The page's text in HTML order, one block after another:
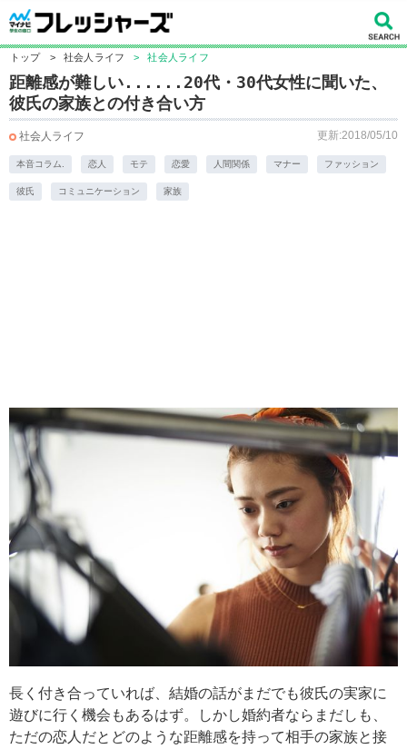
トップ > 社会人ライフ > 社会人ライフ
距離感が難しい......20代・30代女性に聞いた、
彼氏の家族との付き合い方
社会人ライフ 更新:2018/05/10
本音コラム. 恋人 モテ 恋愛 人間関係 マナー ファッション
彼氏 コミュニケーション 家族
長く付き合っていれば、結婚の話がまだでも彼氏の実家に
遊びに行く機会もあるはず。しかし婚約者ならまだしも、
ただの恋人だとどのような距離感を持って相手の家族と接